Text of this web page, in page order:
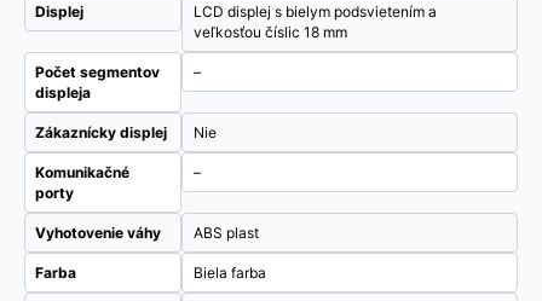
Displej
LCD displej s bielym podsvietením a
veľkosťou číslic 18 mm
Počet segmentov
displeja
–
Zákaznícky displej Nie
Komunikačné
porty
–
Vyhotovenie váhy ABS plast
Farba Biela farba